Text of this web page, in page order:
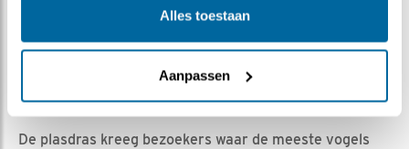
Alles toestaan
Aanpassen
Romke Visser | Geplaatst op 26 april 2026, 21:00 |
zichtbaarheid van jezelf en het nest zo klein mogelijk te
maken.
De plasdras kreeg bezoekers waar de meeste vogels